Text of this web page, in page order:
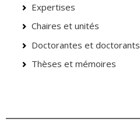
Expertises
Chaires et unités
Doctorantes et doctorants
Thèses et mémoires